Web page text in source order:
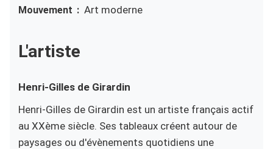
Mouvement Art moderne
L'artiste
Henri-Gilles de Girardin
Henri-Gilles de Girardin est un artiste français actif
au XXème siècle. Ses tableaux créent autour de
paysages ou d'évènements quotidiens une